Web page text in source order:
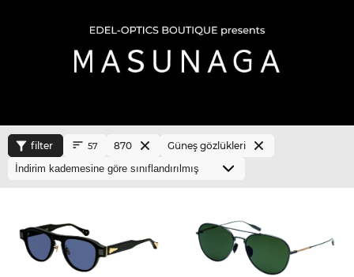
filter 57 870 Güneş gözlükleri